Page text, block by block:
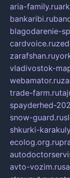
aria-family.ru
bankaribi.ru
blagodarenie-
cardvoice.ru
zarafshan.ru
vladivostok-
webamator.ru
trade-farm.ru
spayderhed-
snow-guard.ru
shkurki-
ecolog.org.ru
avto-vozim.ru